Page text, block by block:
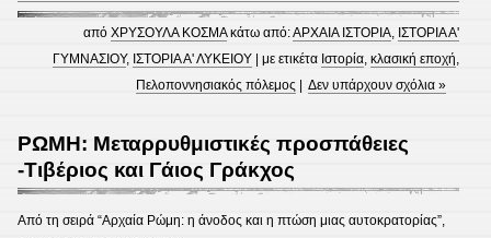
απόΧΡΥΣΟΥΛΑ ΚΟΣΜΑκάτω από:ΑΡΧΑΙΑ ΙΣΤΟΡΙΑ, ΙΣΤΟΡΙΑ Α'
ΓΥΜΝΑΣΙΟΥ, ΙΣΤΟΡΙΑ Α' ΛΥΚΕΙΟΥ | με ετικέτα Ιστορία,κλασική εποχή,
Πελοποννησιακός πόλεμος |Δεν υπάρχουν σχόλια »
ΡΩΜΗ: Μεταρρυθμιστικές προσπάθειες
-Τιβέριος και Γάιος Γράκχος
Από τη σειρά “Αρχαία Ρώμη: η άνοδος και η πτώση μιας αυτοκρατορίας”,